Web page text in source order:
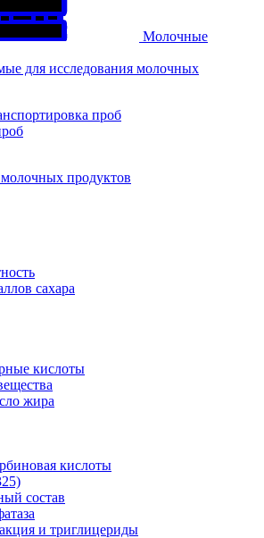
Молочные
для исследования молочных
проб
молочных продуктов
сахара
кислоты
жира
кислоты
состав
и триглицериды